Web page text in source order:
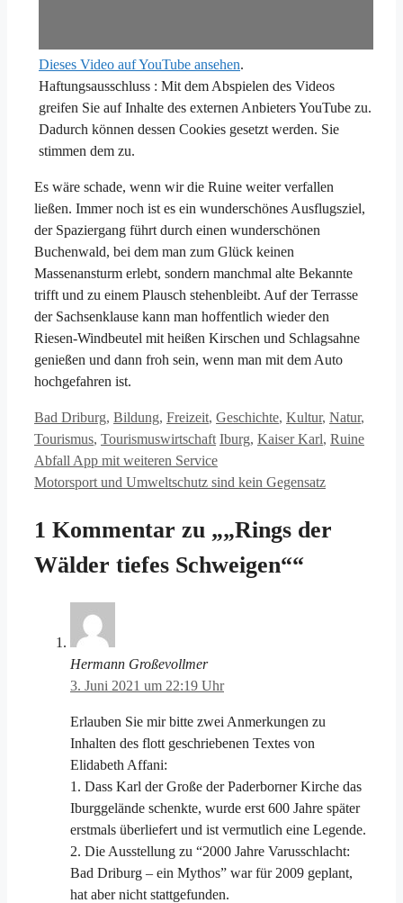
Dieses Video auf YouTube ansehen.
Haftungsausschluss : Mit dem Abspielen des Videos
greifen Sie auf Inhalte des externen Anbieters YouTube zu.
Dadurch können dessen Cookies gesetzt werden. Sie
stimmen dem zu.
Es wäre schade, wenn wir die Ruine weiter verfallen
ließen. Immer noch ist es ein wunderschönes Ausflugsziel,
der Spaziergang führt durch einen wunderschönen
Buchenwald, bei dem man zum Glück keinen
Massenansturm erlebt, sondern manchmal alte Bekannte
trifft und zu einem Plausch stehenbleibt. Auf der Terrasse
der Sachsenklause kann man hoffentlich wieder den
Riesen-Windbeutel mit heißen Kirschen und Schlagsahne
genießen und dann froh sein, wenn man mit dem Auto
hochgefahren ist.
Kategorien
Bad Driburg, Bildung, Freizeit, Geschichte, Kultur, Natur,
Tourismus, Tourismuswirtschaft Schlagwörter
Iburg, Kaiser Karl, Ruine
Abfall App mit weiteren Service
Motorsport und Umweltschutz sind kein Gegensatz
1 Kommentar zu „„Rings der
Wälder tiefes Schweigen““
Hermann Großevollmer
3. Juni 2021 um 22:19 Uhr
Erlauben Sie mir bitte zwei Anmerkungen zu
Inhalten des flott geschriebenen Textes von
Elidabeth Affani:
1. Dass Karl der Große der Paderborner Kirche das
Iburggelände schenkte, wurde erst 600 Jahre später
erstmals überliefert und ist vermutlich eine Legende.
2. Die Ausstellung zu “2000 Jahre Varusschlacht:
Bad Driburg – ein Mythos” war für 2009 geplant,
hat aber nicht stattgefunden.